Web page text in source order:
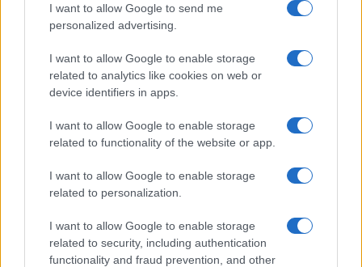
I want to allow Google to send me
personalized advertising.
I want to allow Google to enable storage
related to analytics like cookies on web or
device identifiers in apps.
I want to allow Google to enable storage
related to functionality of the website or app.
I want to allow Google to enable storage
related to personalization.
I want to allow Google to enable storage
related to security, including authentication
functionality and fraud prevention, and other
Opozorilo:Po 297. členu Kazenskega zakonika je
posameznik kazensko odgovoren za javno spodbujanje
sovraštva, nasilja ali nestrpnosti. Komentarji z žaljivimi,
rasističnimi, diskriminatornimi ali nezakonitimi vsebinami bodo
odstranjeni. Pravila komentiranja →
Failed to fetch
Kategorije: Šport Šport Šport